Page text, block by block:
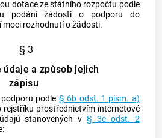
dotace ze státního rozpočtu podle
podání žádosti o podporu do
rozhodnutí o žádosti.
§ 3
údaje a způsob jejich
zápisu
podle § 6b odst. 1 písm. a)
rejstříku prostřednictvím internetové
stanovených v§ 3e odst. 2